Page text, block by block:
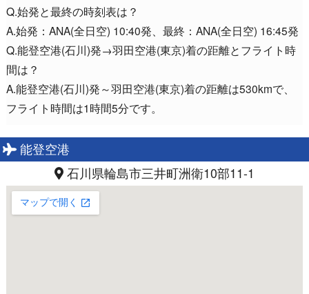
Q.始発と最終の時刻表は？
A.始発：ANA(全日空) 10:40発、最終：ANA(全日空) 16:45発
Q.能登空港(石川)発→羽田空港(東京)着の距離とフライト時
間は？
A.能登空港(石川)発～羽田空港(東京)着の距離は530kmで、
フライト時間は1時間5分です。
能登空港
石川県輪島市三井町洲衛10部11-1